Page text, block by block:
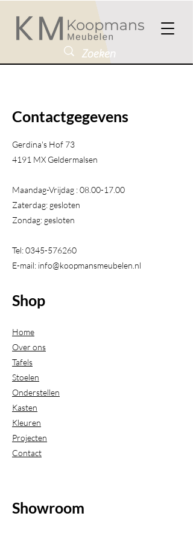
Contactgegevens
Gerdina's Hof 73
4191 MX Geldermalsen​
Maandag-Vrijdag :08.00-17.00
Zaterdag: gesloten
Zondag: gesloten
Tel:0345-576260
E-mail: info@koopmansmeubelen.nl
Shop
Home
Over ons
Tafels
Stoelen
Onderstellen
Kasten
Kleuren
Projecten
Contact
Showroom